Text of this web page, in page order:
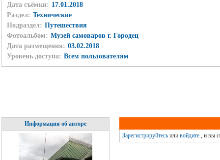
Дата съёмки: 17.01.2018
Раздел: Технические
Подраздел: Путешествия
Фотоальбом: Музей самоваров г. Городец
Дата размещения: 03.02.2018
Уровень доступа: Всем пользователям
Информация об авторе
Зарегистрируйтесьили войдите, и вы